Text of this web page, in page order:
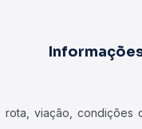
viação,